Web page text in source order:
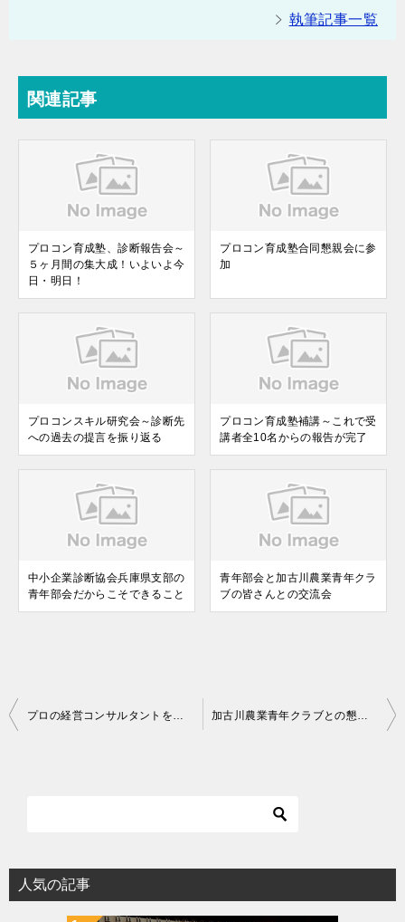
執筆記事一覧
関連記事
プロコン育成塾、診断報告会～
５ヶ月間の集大成！いよいよ今
日・明日！
プロコン育成塾合同懇親会に参
加
プロコンスキル研究会～診断先
への過去の提言を振り返る
プロコン育成塾補講～これで受
講者全10名からの報告が完了
中小企業診断協会兵庫県支部の
青年部会だからこそできること
青年部会と加古川農業青年クラ
ブの皆さんとの交流会
投
シ
プロの経営コンサルタントを目指される方―第７期プロコン育成塾、申し込みスタート！ 加古川農業青年クラブとの懇親会で収穫体験にチャレンジ！
人気の記事